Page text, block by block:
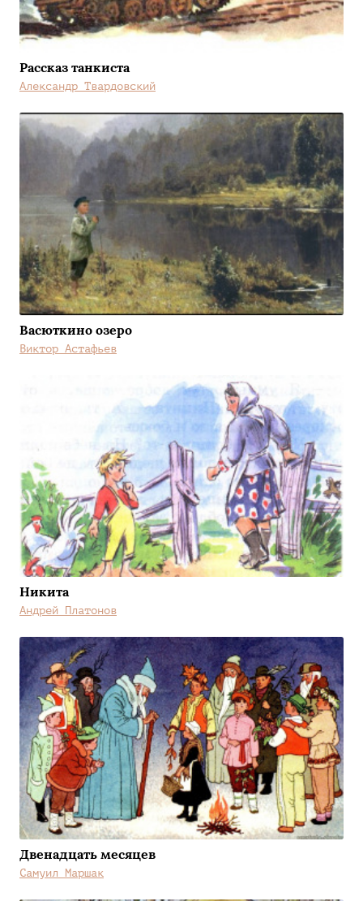
Рассказ танкиста
Александр Твардовский
Васюткино озеро
Виктор Астафьев
Никита
Андрей Платонов
Двенадцать месяцев
Самуил Маршак